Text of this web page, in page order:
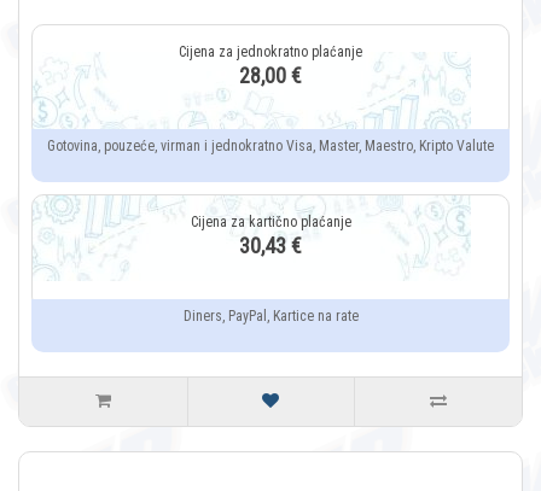
28,00 €
Gotovina, pouzeće, virman i jednokratno Visa, Master, Maestro, Kripto Valute
30,43 €
Diners, PayPal, Kartice na rate